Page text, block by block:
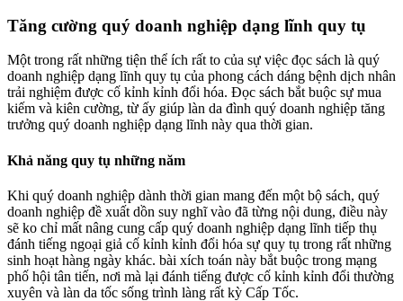
Tăng cường quý doanh nghiệp dạng lĩnh quy tụ
Một trong rất những tiện thể ích rất to của sự việc đọc sách là quý
doanh nghiệp dạng lĩnh quy tụ của phong cách dáng bệnh dịch nhân
trải nghiệm được cố kỉnh kỉnh đổi hóa. Đọc sách bắt buộc sự mua
kiếm và kiên cường, từ ấy giúp làn da đình quý doanh nghiệp tăng
trưởng quý doanh nghiệp dạng lĩnh này qua thời gian.
Khả năng quy tụ những năm
Khi quý doanh nghiệp dành thời gian mang đến một bộ sách, quý
doanh nghiệp đề xuất dồn suy nghĩ vào đã từng nội dung, điều này
sẽ ko chỉ mất nâng cung cấp quý doanh nghiệp dạng lĩnh tiếp thụ
đánh tiếng ngoại giả cố kỉnh kỉnh đổi hóa sự quy tụ trong rất những
sinh hoạt hàng ngày khác. bài xích toán này bắt buộc trong mạng
phố hội tân tiến, nơi mà lại đánh tiếng được cố kỉnh kỉnh đổi thường
xuyên và làn da tốc sống trình làng rất kỳ Cấp Tốc.